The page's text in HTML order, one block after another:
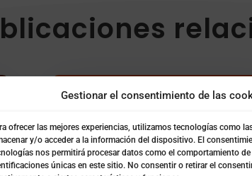
Gestionar el consentimiento de las
ofrecer las mejores experiencias, utilizamos tecnologías como
y/o acceder a la información del dispositivo. El
nos permitirá procesar datos como el comportamiento
únicas en este sitio. No consentir o retirar el